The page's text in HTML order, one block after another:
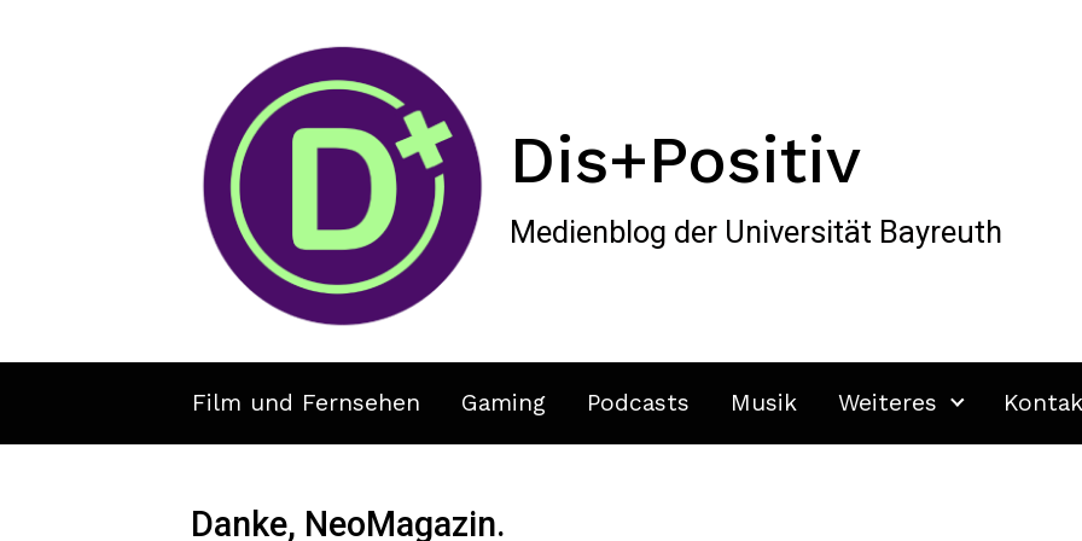
Dis+Positiv
Medienblog der Universität Bayreuth
Film und Fernsehen Gaming Podcasts Musik Weiteres
Danke, NeoMagazin.